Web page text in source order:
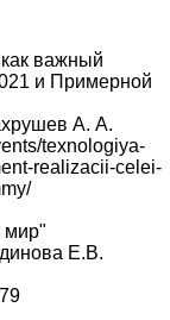
важный
и Примерной
А. А.
texnologiya-
realizacii-celei-
мир"
Е.В.